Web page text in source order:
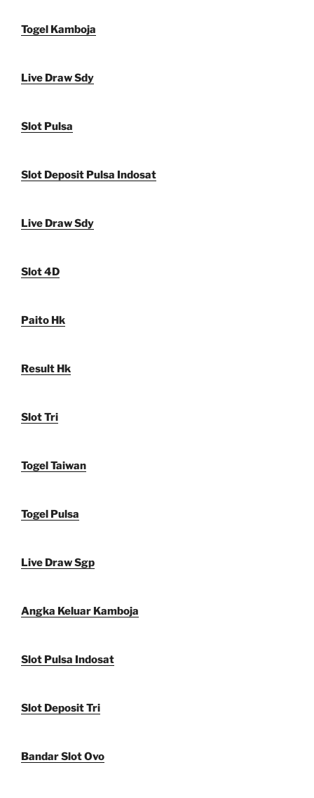
Togel Kamboja
Live Draw Sdy
Slot Pulsa
Slot Deposit Pulsa Indosat
Live Draw Sdy
Slot 4D
Paito Hk
Result Hk
Slot Tri
Togel Taiwan
Togel Pulsa
Live Draw Sgp
Angka Keluar Kamboja
Slot Pulsa Indosat
Slot Deposit Tri
Bandar Slot Ovo